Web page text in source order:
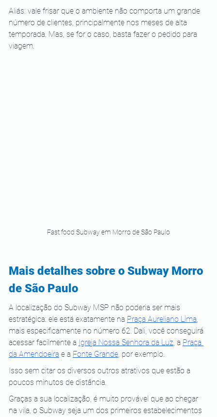
Aliás: vale frisar que o ambiente não comporta um grande
número de clientes, principalmente nos meses de alta
temporada. Mas, se for o caso, basta fazer o pedido para
viagem.
Fast food Subway em Morro de São Paulo
Mais detalhes sobre o Subway Morro
de São Paulo
A localização do Subway MSP não poderia ser mais
estratégica: ele está exatamente na Praça Aureliano Lima,
mais especificamente no número 62. Dali, você conseguirá
acessar facilmente a Igreja Nossa Senhora da Luz, a Praça
da Amendoeira e a Fonte Grande, por exemplo.
Isso sem citar os diversos outros atrativos que estão a
poucos minutos de distância.
Graças a sua localização, é muito provável que ao chegar
na vila, o Subway seja um dos primeiros estabelecimentos